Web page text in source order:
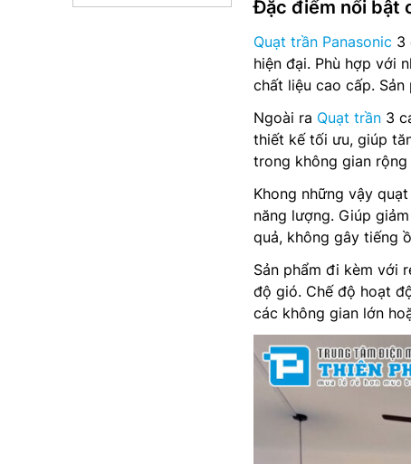
Đặc điểm nổi bật
Quạt trần Panasonic 3
hiện đại. Phù hợp với
chất liệu cao cấp.
Ngoài ra Quạt trần 3
thiết kế tối ưu, giúp
trong không gian
Khong những vậy
năng lượng. Giúp
quả, không gây tiếng
Sản phẩm đi kèm với
độ gió. Chế độ hoạt
các không gian lớn